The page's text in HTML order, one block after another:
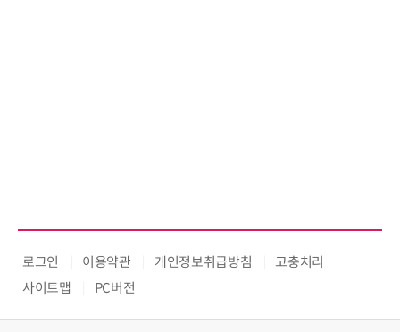
로그인 이용약관 개인정보취급방침
고충처리
사이트맵
PC버전